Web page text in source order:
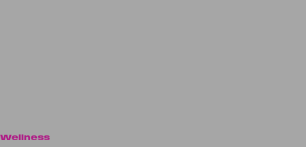
Wellness